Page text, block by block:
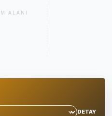
ALANI
DETAY